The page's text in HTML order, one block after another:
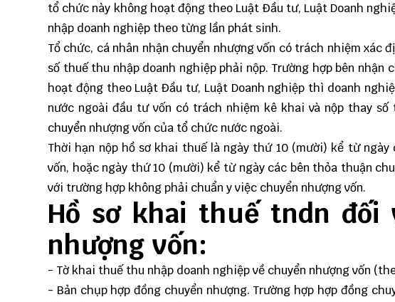
tổ chức này không hoạt động theo Luật Đầu tư, Luật Doanh
nhập doanh nghiệp theo từng lần phát sinh.
Tổ chức, cá nhân nhận chuyển nhượng vốn có trách nhiệm
số thuế thu nhập doanh nghiệp phải nộp. Trường hợp bên
hoạt động theo Luật Đầu tư, Luật Doanh nghiệp thì doanh
nước ngoài đầu tư vốn có trách nhiệm kê khai và nộp thay
chuyển nhượng vốn của tổ chức nước ngoài.
Thời hạn nộp hồ sơ khai thuế là ngày thứ 10 (mười) kể từ
vốn, hoặc ngày thứ 10 (mười) kể từ ngày các bên thỏa thuận
với trường hợp không phải chuẩn y việc chuyển nhượng vốn.
Hồ sơ khai thuế tndn đối
nhượng vốn:
- Tờ khai thuế thu nhập doanh nghiệp về chuyển nhượng vốn
- Bản chụp hợp đồng chuyển nhượng. Trường hợp hợp đồng